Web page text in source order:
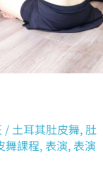
/ 土耳其肚皮舞, 肚
舞課程, 表演, 表演